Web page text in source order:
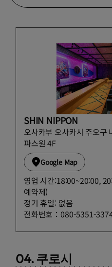
SHIN NIPPON
오사카부 오사카시 주오구
파스원 4F
Google Map
영업 시간:18:00~20:00,
예약제)
정기 휴일: 없음
전화번호：080-5351-
04. 쿠로시